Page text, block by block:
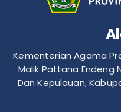
Kementerian Agama
Malik Pattana Endeng
Dan Kepulauan,